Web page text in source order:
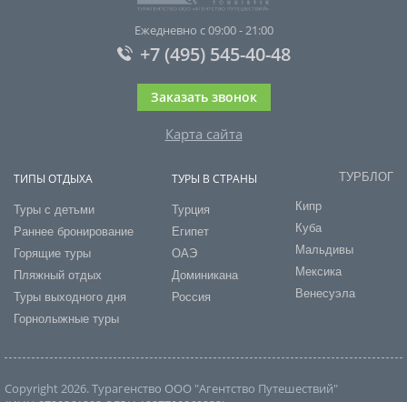
Ежедневно с 09:00 - 21:00
+7 (495) 545-40-48
Заказать звонок
Карта сайта
ТИПЫ ОТДЫХА
Туры с детьми
Раннее бронирование
Горящие туры
Пляжный отдых
Туры выходного дня
Горнолыжные туры
ТУРЫ В СТРАНЫ
Турция
Египет
ОАЭ
Доминикана
Россия
ТУРБЛОГ
Кипр
Куба
Мальдивы
Мексика
Венесуэла
Copyright 2026. Турагенство ООО "Агентство Путешествий"